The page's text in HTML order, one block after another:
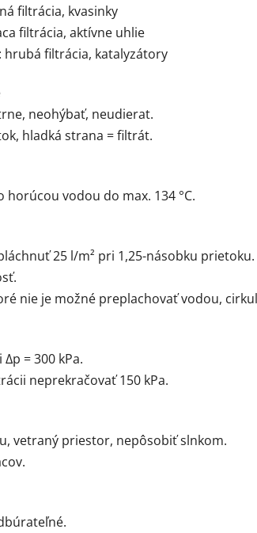
filtrácia, kvasinky
filtrácia, aktívne uhlie
hrubá filtrácia, katalyzátory
neohýbať, neudierat.
hladká strana = filtrát.
horúcou vodou do max. 134 °C.
25 l/m² pri 1,25-násobku prietoku.
nie je možné preplachovať vodou,
= 300 kPa.
neprekračovať 150 kPa.
vetraný priestor, nepôsobiť slnkom.